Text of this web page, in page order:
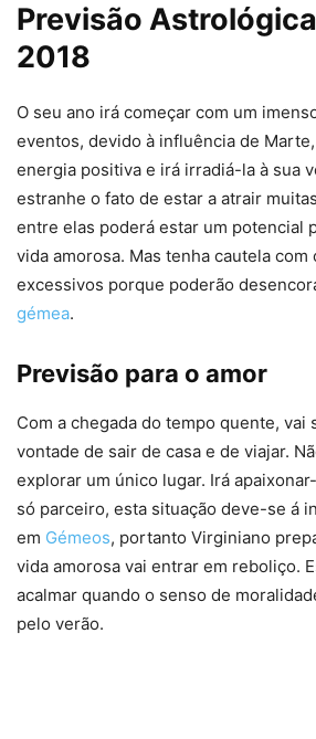
Previsão
2018
O seu ano irá começar com um
eventos, devido à influência de
energia positiva e irá irradiá-la à sua
estranhe o fato de estar a atrair
entre elas poderá estar um potencial
vida amorosa. Mas tenha cautela com
excessivos porque poderão
gémea.
Previsão para o amor
Com a chegada do tempo quente, vai
vontade de sair de casa e de viajar.
explorar um único lugar. Irá
só parceiro, esta situação deve-se á
em Gémeos, portanto Virginiano
vida amorosa vai entrar em reboliço.
acalmar quando o senso de
pelo verão.